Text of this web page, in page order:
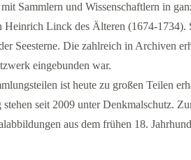
Sammlern und Wissenschaftlern in
Heinrich Linck des Älteren (1674-1734).
Seesterne. Die zahlreich in Archiven
eingebunden war.
ist heute zu großen Teilen
seit 2009 unter Denkmalschutz.
aus dem frühen 18.